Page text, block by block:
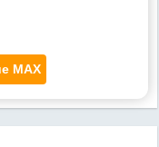
MAX